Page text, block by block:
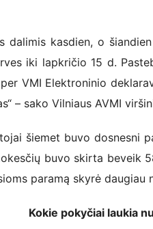
kasdien, o
iki lapkričio 15 d.
VMI Elektroninio
– sako Vilniaus AVMI
šiemet buvo dosnesni
buvo skirta beveik
paramą skyrė daugiau
Kokie pokyčiai laukia